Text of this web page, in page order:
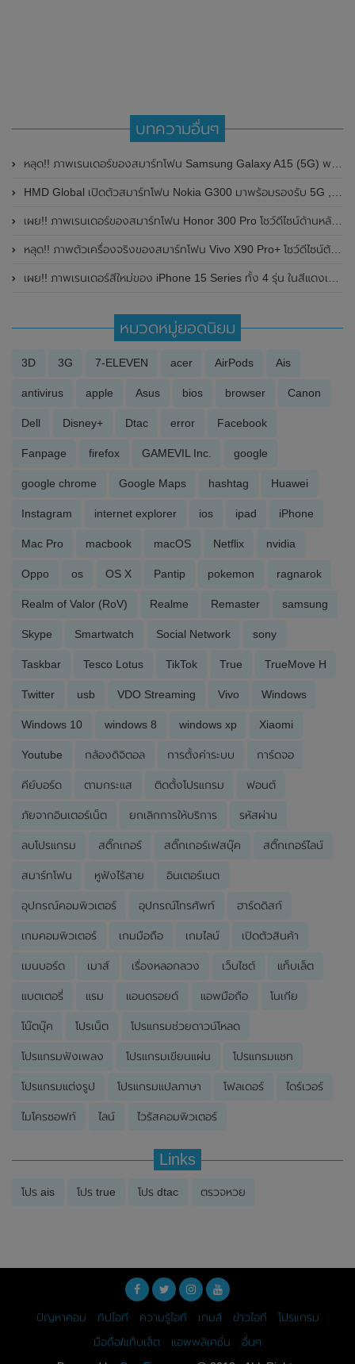
บทความอื่นๆ
หลุด!! ภาพเรนเดอร์ของสมาร์ทโฟน Samsung Galaxy A15 (5G) พร้อมเผยรายละเอียดสเปก คาดเปิดตัวในเร็วๆนี้
HMD Global เปิดตัวสมาร์ทโฟน Nokia G300 มาพร้อมรองรับ 5G , หน้าจอขนาด 6.52 นิ้ว , แบตเตอรี่สุดอึด 4,470 mAh ในราคาประหยัดเพียง 6,000 นิดๆ
เผย!! ภาพเรนเดอร์ของสมาร์ทโฟน Honor 300 Pro โชว์ดีไซน์ด้านหลังที่คุ้นเคย พร้อมรายละเอียดสเปกที่สำคัญ
หลุด!! ภาพตัวเครื่องจริงของสมาร์ทโฟน Vivo X90 Pro+ โชว์ดีไซน์ตัวเครื่องสีแดงสด ลุ้นเปิดตัวในเร็วๆนี้
เผย!! ภาพเรนเดอร์สีใหม่ของ iPhone 15 Series ทั้ง 4 รุ่น ในสีแดงเข้ม , สีชมพู และสีฟ้าอ่อน
หมวดหมู่ยอดนิยม
3D 3G 7-ELEVEN acer AirPods Ais
antivirus apple Asus bios browser Canon
Dell Disney+ Dtac error Facebook
Fanpage firefox GAMEVIL Inc. google
google chrome Google Maps hashtag Huawei
Instagram internet explorer ios ipad iPhone
Mac Pro macbook macOS Netflix nvidia
Oppo os OS X Pantip pokemon ragnarok
Realm of Valor (RoV) Realme Remaster samsung
Skype Smartwatch Social Network sony
Taskbar Tesco Lotus TikTok True TrueMove H
Twitter usb VDO Streaming Vivo Windows
Windows 10 windows 8 windows xp Xiaomi
Youtube กล้องดิจิตอล การตั้งค่าระบบ การ์ดจอ
คีย์บอร์ด ตามกระแส ติดตั้งโปรแกรม ฟอนต์
ภัยจากอินเตอร์เน็ต ยกเลิกการให้บริการ รหัสผ่าน
ลบโปรแกรม สติ๊กเกอร์ สติ๊กเกอร์เฟสบุ๊ค สติ๊กเกอร์ไลน์
สมาร์ทโฟน หูฟังไร้สาย อินเตอร์เนต
อุปกรณ์คอมพิวเตอร์ อุปกรณ์โทรศัพท์ ฮาร์ดดิสก์
เกมคอมพิวเตอร์ เกมมือถือ เกมไลน์ เปิดตัวสินค้า
เมนบอร์ด เมาส์ เรื่องหลอกลวง เว็บไซต์ แท็บเล็ต
แบตเตอรี่ แรม แอนดรอยด์ แอพมือถือ โนเกีย
โน๊ตบุ๊ค โปรเน็ต โปรแกรมช่วยดาวน์โหลด
โปรแกรมฟังเพลง โปรแกรมเขียนแผ่น โปรแกรมแชท
โปรแกรมแต่งรูป โปรแกรมแปลภาษา โฟลเดอร์ ไดร์เวอร์
ไมโครซอฟท์ ไลน์ ไวรัสคอมพิวเตอร์
Links
โปร ais โปร true โปร dtac ตรวจหวย
ปัญหาคอม ทิปไอที ความรู้ไอที เกมส์ ข่าวไอที
โปรแกรม
มือถือ/แท็บเล็ต
แอพพลิเคชั่น
อื่นๆ